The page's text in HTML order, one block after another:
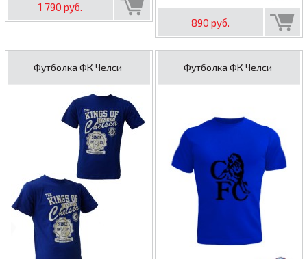
1 790 руб.
890 руб.
Футболка ФК Челси Футболка ФК Челси